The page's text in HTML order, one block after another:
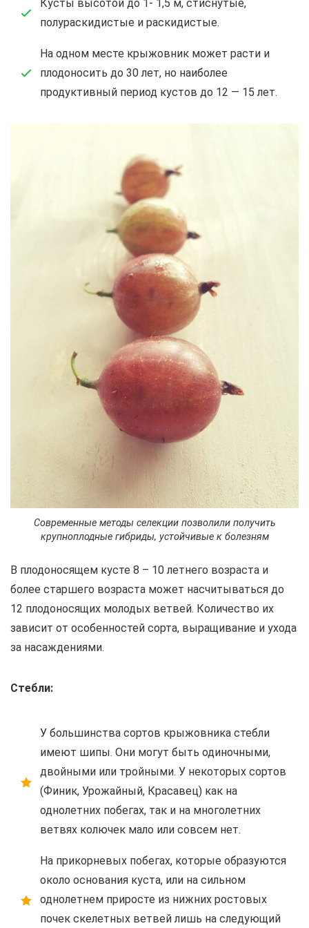
Кусты высотой до 1- 1,5 м, стиснутые,
полураскидистые и раскидистые.
На одном месте крыжовник может расти и
плодоносить до 30 лет, но наиболее
продуктивный период кустов до 12 — 15 лет.
Современные методы селекции позволили получить
крупноплодные гибриды, устойчивые к болезням
В плодоносящем кусте 8 – 10 летнего возраста и
более старшего возраста может насчитываться до
12 плодоносящих молодых ветвей. Количество их
зависит от особенностей сорта, выращивание и ухода
за насаждениями.
Стебли:
У большинства сортов крыжовника стебли
имеют шипы. Они могут быть одиночными,
двойными или тройными. У некоторых сортов
(Финик, Урожайный, Красавец) как на
однолетних побегах, так и на многолетних
ветвях колючек мало или совсем нет.
На прикорневых побегах, которые образуются
около основания куста, или на сильном
однолетнем приросте из нижних ростовых
почек скелетных ветвей лишь на следующий